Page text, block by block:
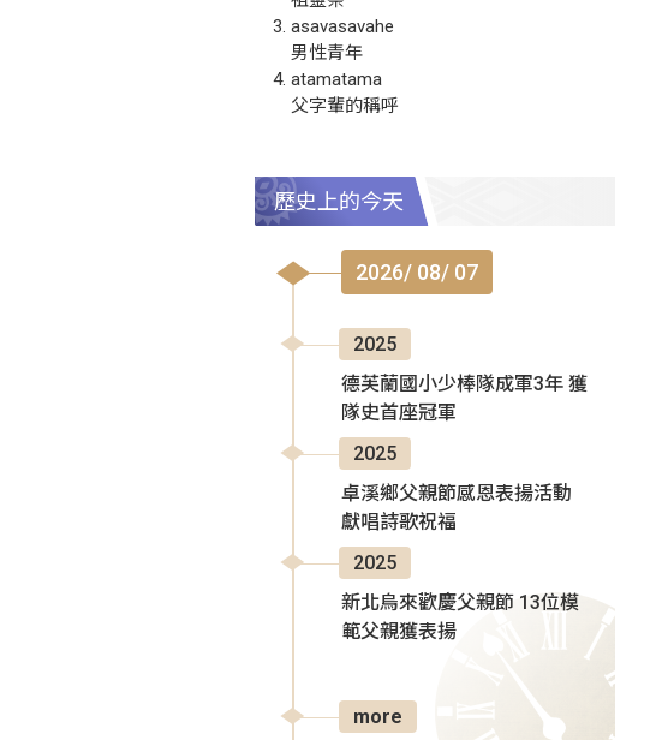
asavasavahe
男性青年
atamatama
父字輩的稱呼
歷史上的今天
2026/ 08/ 07
2025
德芙蘭國小少棒隊成軍3年 獲
隊史首座冠軍
2025
卓溪鄉父親節感恩表揚活動
獻唱詩歌祝福
2025
新北烏來歡慶父親節 13位模
範父親獲表揚
more